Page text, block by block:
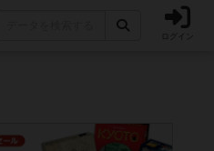
ログイン